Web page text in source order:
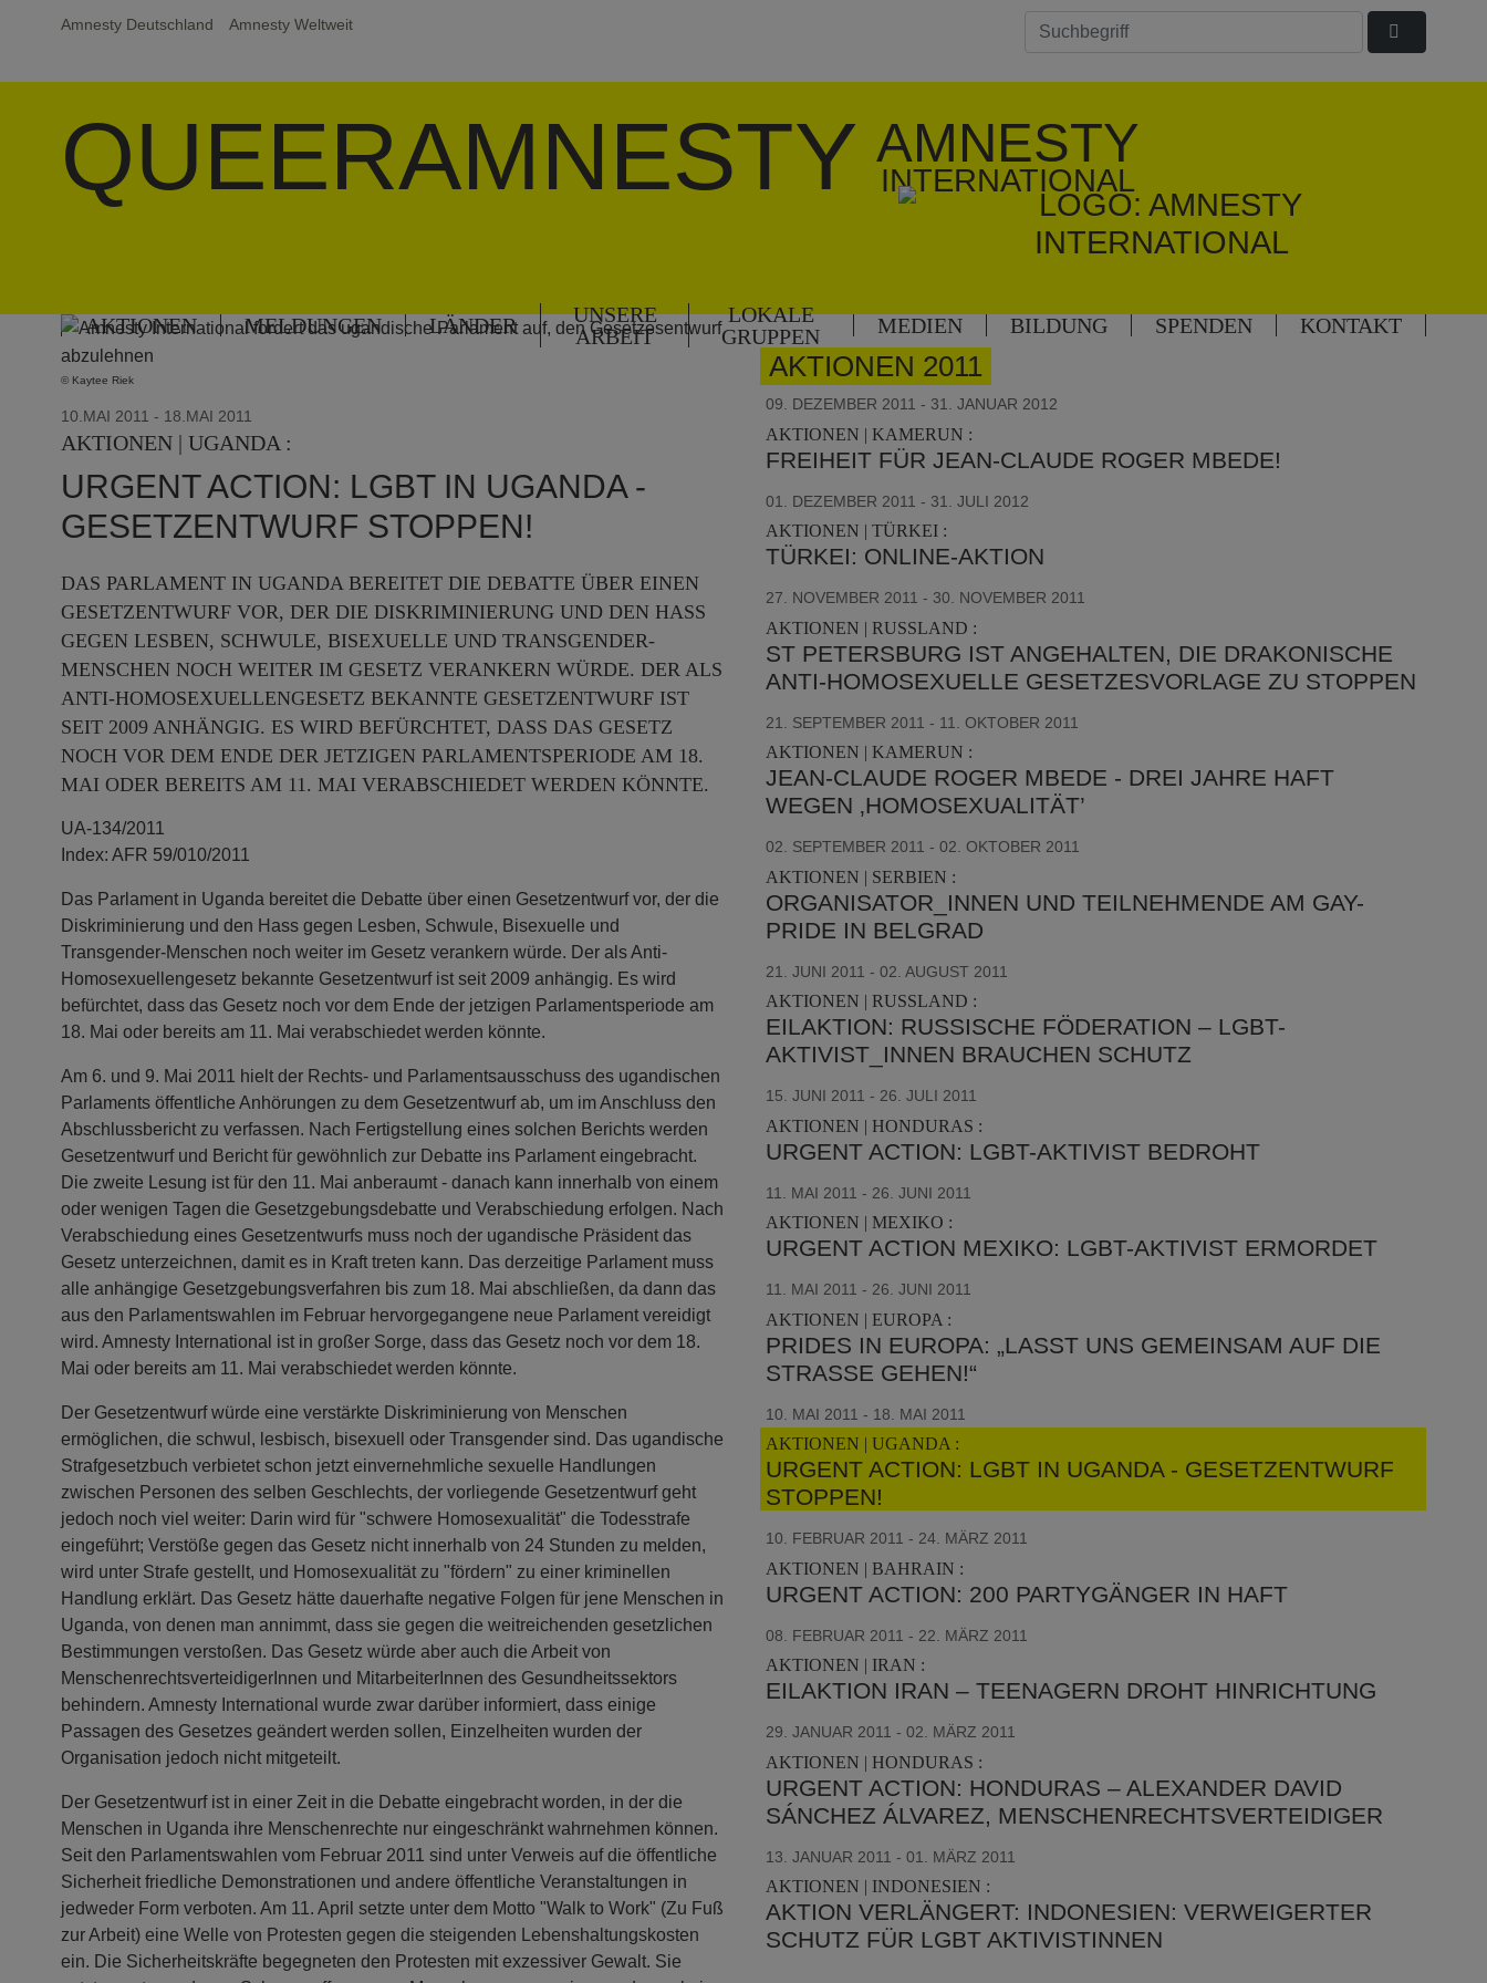
Amnesty Deutschland Amnesty Weltweit
QUEERAMNESTY AMNESTY
INTERNATIONAL
AKTIONEN MELDUNGEN LÄNDER
UNSERE
ARBEIT
LOKALE
GRUPPEN
MEDIEN BILDUNG SPENDEN KONTAKT
© Kaytee Riek
10.MAI 2011- 18.MAI 2011
AKTIONEN | UGANDA :
URGENT ACTION: LGBT IN UGANDA -
GESETZENTWURF STOPPEN!
DAS PARLAMENT IN UGANDA BEREITET DIE DEBATTE ÜBER EINEN
GESETZENTWURF VOR, DER DIE DISKRIMINIERUNG UND DEN HASS
GEGEN LESBEN, SCHWULE, BISEXUELLE UND TRANSGENDER-
MENSCHEN NOCH WEITER IM GESETZ VERANKERN WÜRDE. DER ALS
ANTI-HOMOSEXUELLENGESETZ BEKANNTE GESETZENTWURF IST
SEIT 2009 ANHÄNGIG. ES WIRD BEFÜRCHTET, DASS DAS GESETZ
NOCH VOR DEM ENDE DER JETZIGEN PARLAMENTSPERIODE AM 18.
MAI ODER BEREITS AM 11. MAI VERABSCHIEDET WERDEN KÖNNTE.
UA-134/2011
Index: AFR 59/010/2011
Das Parlament in Uganda bereitet die Debatte über einen Gesetzentwurf vor, der die
Diskriminierung und den Hass gegen Lesben, Schwule, Bisexuelle und
Transgender-Menschen noch weiter im Gesetz verankern würde. Der als Anti-
Homosexuellengesetz bekannte Gesetzentwurf ist seit 2009 anhängig. Es wird
befürchtet, dass das Gesetz noch vor dem Ende der jetzigen Parlamentsperiode am
18. Mai oder bereits am 11. Mai verabschiedet werden könnte.
Am 6. und 9. Mai 2011 hielt der Rechts- und Parlamentsausschuss des ugandischen
Parlaments öffentliche Anhörungen zu dem Gesetzentwurf ab, um im Anschluss den
Abschlussbericht zu verfassen. Nach Fertigstellung eines solchen Berichts werden
Gesetzentwurf und Bericht für gewöhnlich zur Debatte ins Parlament eingebracht.
Die zweite Lesung ist für den 11. Mai anberaumt - danach kann innerhalb von einem
oder wenigen Tagen die Gesetzgebungsdebatte und Verabschiedung erfolgen. Nach
Verabschiedung eines Gesetzentwurfs muss noch der ugandische Präsident das
Gesetz unterzeichnen, damit es in Kraft treten kann. Das derzeitige Parlament muss
alle anhängige Gesetzgebungsverfahren bis zum 18. Mai abschließen, da dann das
aus den Parlamentswahlen im Februar hervorgegangene neue Parlament vereidigt
wird. Amnesty International ist in großer Sorge, dass das Gesetz noch vor dem 18.
Mai oder bereits am 11. Mai verabschiedet werden könnte.
Der Gesetzentwurf würde eine verstärkte Diskriminierung von Menschen
ermöglichen, die schwul, lesbisch, bisexuell oder Transgender sind. Das ugandische
Strafgesetzbuch verbietet schon jetzt einvernehmliche sexuelle Handlungen
zwischen Personen des selben Geschlechts, der vorliegende Gesetzentwurf geht
jedoch noch viel weiter: Darin wird für "schwere Homosexualität" die Todesstrafe
eingeführt; Verstöße gegen das Gesetz nicht innerhalb von 24 Stunden zu melden,
wird unter Strafe gestellt, und Homosexualität zu "fördern" zu einer kriminellen
Handlung erklärt. Das Gesetz hätte dauerhafte negative Folgen für jene Menschen in
Uganda, von denen man annimmt, dass sie gegen die weitreichenden gesetzlichen
Bestimmungen verstoßen. Das Gesetz würde aber auch die Arbeit von
MenschenrechtsverteidigerInnen und MitarbeiterInnen des Gesundheitssektors
behindern. Amnesty International wurde zwar darüber informiert, dass einige
Passagen des Gesetzes geändert werden sollen, Einzelheiten wurden der
Organisation jedoch nicht mitgeteilt.
Der Gesetzentwurf ist in einer Zeit in die Debatte eingebracht worden, in der die
Menschen in Uganda ihre Menschenrechte nur eingeschränkt wahrnehmen können.
Seit den Parlamentswahlen vom Februar 2011 sind unter Verweis auf die öffentliche
Sicherheit friedliche Demonstrationen und andere öffentliche Veranstaltungen in
jedweder Form verboten. Am 11. April setzte unter dem Motto "Walk to Work" (Zu Fuß
zur Arbeit) eine Welle von Protesten gegen die steigenden Lebenshaltungskosten
ein. Die Sicherheitskräfte begegneten den Protesten mit exzessiver Gewalt. Sie
AKTIONEN 2011
09. DEZEMBER 2011 - 31. JANUAR 2012
AKTIONEN | KAMERUN :
FREIHEIT FÜR JEAN-CLAUDE ROGER MBEDE!
01. DEZEMBER 2011 - 31. JULI 2012
AKTIONEN | TÜRKEI :
TÜRKEI: ONLINE-AKTION
27. NOVEMBER 2011 - 30. NOVEMBER 2011
AKTIONEN | RUSSLAND :
ST PETERSBURG IST ANGEHALTEN, DIE DRAKONISCHE
ANTI-HOMOSEXUELLE GESETZESVORLAGE ZU STOPPEN
21. SEPTEMBER 2011 - 11. OKTOBER 2011
AKTIONEN | KAMERUN :
JEAN-CLAUDE ROGER MBEDE - DREI JAHRE HAFT
WEGEN ‚HOMOSEXUALITÄT’
02. SEPTEMBER 2011 - 02. OKTOBER 2011
AKTIONEN | SERBIEN :
ORGANISATOR_INNEN UND TEILNEHMENDE AM GAY-
PRIDE IN BELGRAD
21. JUNI 2011 - 02. AUGUST 2011
AKTIONEN | RUSSLAND :
EILAKTION: RUSSISCHE FÖDERATION – LGBT-
AKTIVIST_INNEN BRAUCHEN SCHUTZ
15. JUNI 2011 - 26. JULI 2011
AKTIONEN | HONDURAS :
URGENT ACTION: LGBT-AKTIVIST BEDROHT
11. MAI 2011 - 26. JUNI 2011
AKTIONEN | MEXIKO :
URGENT ACTION MEXIKO: LGBT-AKTIVIST ERMORDET
11. MAI 2011 - 26. JUNI 2011
AKTIONEN | EUROPA :
PRIDES IN EUROPA: „LASST UNS GEMEINSAM AUF DIE
STRASSE GEHEN!“
10. MAI 2011 - 18. MAI 2011
AKTIONEN | UGANDA :
URGENT ACTION: LGBT IN UGANDA - GESETZENTWURF
STOPPEN!
10. FEBRUAR 2011 - 24. MÄRZ 2011
AKTIONEN | BAHRAIN :
URGENT ACTION: 200 PARTYGÄNGER IN HAFT
08. FEBRUAR 2011 - 22. MÄRZ 2011
AKTIONEN | IRAN :
EILAKTION IRAN – TEENAGERN DROHT HINRICHTUNG
29. JANUAR 2011 - 02. MÄRZ 2011
AKTIONEN | HONDURAS :
URGENT ACTION: HONDURAS – ALEXANDER DAVID
SÁNCHEZ ÁLVAREZ, MENSCHENRECHTSVERTEIDIGER
13. JANUAR 2011 - 01. MÄRZ 2011
AKTIONEN | INDONESIEN :
AKTION VERLÄNGERT: INDONESIEN: VERWEIGERTER
SCHUTZ FÜR LGBT AKTIVISTINNEN